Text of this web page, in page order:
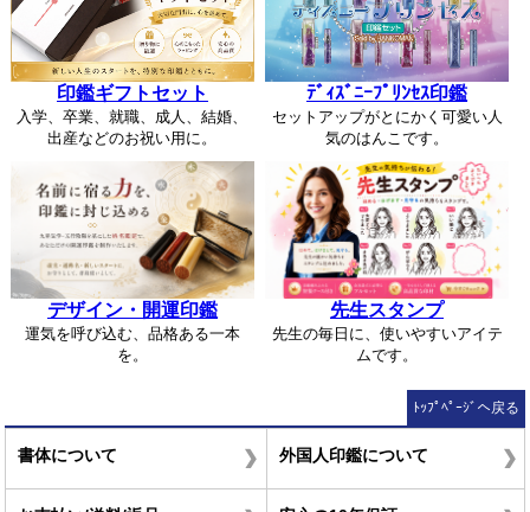
印鑑ギフトセット
入学、卒業、就職、成人、結婚、
出産などのお祝い用に。
ﾃﾞｨｽﾞﾆｰﾌﾟﾘﾝｾｽ印鑑
セットアップがとにかく可愛い人
気のはんこです。
デザイン・開運印鑑
運気を呼び込む、品格ある一本
を。
先生スタンプ
先生の毎日に、使いやすいアイテ
ムです。
ﾄｯﾌﾟﾍﾟｰｼﾞへ戻る
書体について 外国人印鑑について